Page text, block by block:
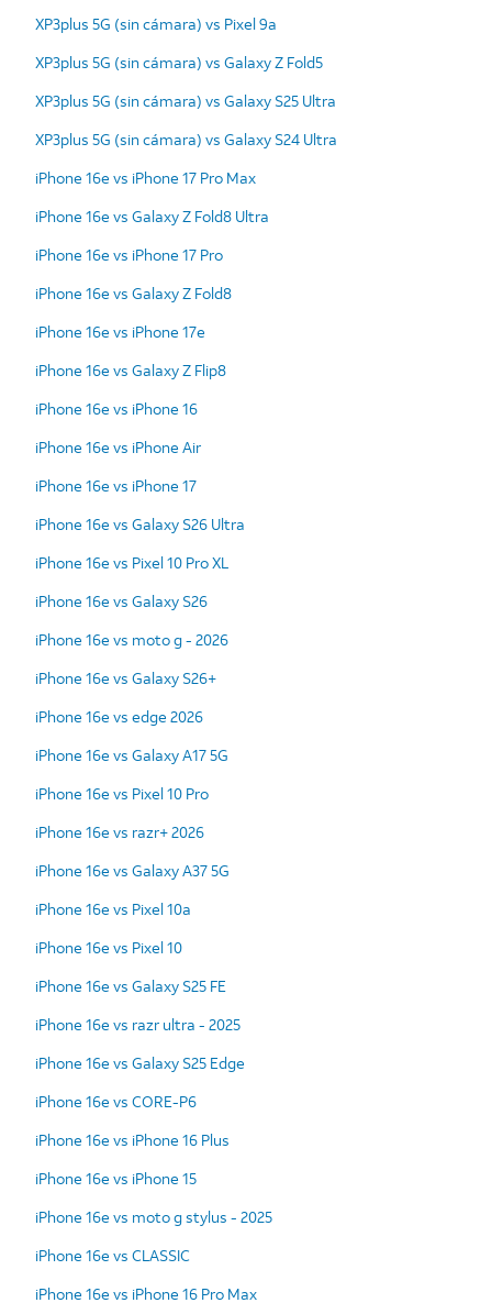
XP3plus 5G (sin cámara) vs Pixel 9a
XP3plus 5G (sin cámara) vs Galaxy Z Fold5
XP3plus 5G (sin cámara) vs Galaxy S25 Ultra
XP3plus 5G (sin cámara) vs Galaxy S24 Ultra
iPhone 16e vs iPhone 17 Pro Max
iPhone 16e vs Galaxy Z Fold8 Ultra
iPhone 16e vs iPhone 17 Pro
iPhone 16e vs Galaxy Z Fold8
iPhone 16e vs iPhone 17e
iPhone 16e vs Galaxy Z Flip8
iPhone 16e vs iPhone 16
iPhone 16e vs iPhone Air
iPhone 16e vs iPhone 17
iPhone 16e vs Galaxy S26 Ultra
iPhone 16e vs Pixel 10 Pro XL
iPhone 16e vs Galaxy S26
iPhone 16e vs moto g - 2026
iPhone 16e vs Galaxy S26+
iPhone 16e vs edge 2026
iPhone 16e vs Galaxy A17 5G
iPhone 16e vs Pixel 10 Pro
iPhone 16e vs razr+ 2026
iPhone 16e vs Galaxy A37 5G
iPhone 16e vs Pixel 10a
iPhone 16e vs Pixel 10
iPhone 16e vs Galaxy S25 FE
iPhone 16e vs razr ultra - 2025
iPhone 16e vs Galaxy S25 Edge
iPhone 16e vs CORE-P6
iPhone 16e vs iPhone 16 Plus
iPhone 16e vs iPhone 15
iPhone 16e vs moto g stylus - 2025
iPhone 16e vs CLASSIC
iPhone 16e vs iPhone 16 Pro Max